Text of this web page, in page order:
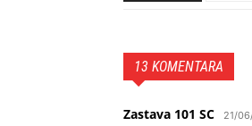
13 KOMENTARA
Zastava 101 SC 21/